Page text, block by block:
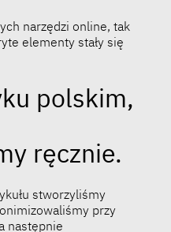
narzędzi online, tak
elementy stały się
polskim,
ręcznie.
stworzyliśmy
przy
następnie